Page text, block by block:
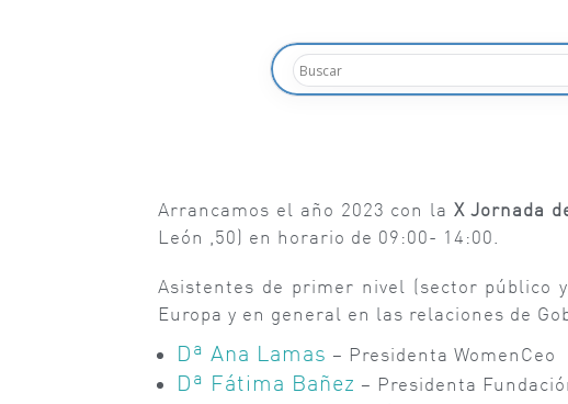
Arrancamos el año 2023 con la X Jornada
León ,50) en horario de 09:00- 14:00.
Asistentes de primer nivel (sector público
Europa y en general en las relaciones de
Dª Ana Lamas – Presidenta WomenCeo
Dª Fátima Bañez – Presidenta